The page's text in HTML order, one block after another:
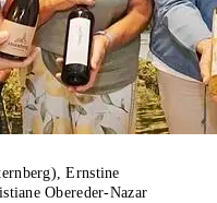
Ernstine
Obereder-Nazar